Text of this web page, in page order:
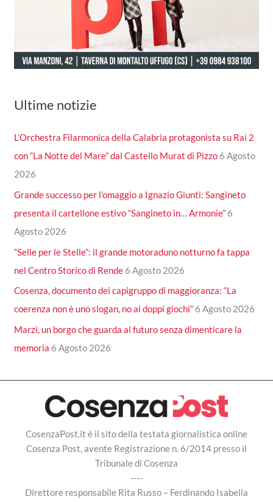
Ultime notizie
L’Orchestra Filarmonica della Calabria protagonista su Rai 2
con “La Notte del Mare” dal Castello Murat di Pizzo 6 Agosto
2026
Grande successo per l’omaggio a Ignazio Giunti: Sangineto
presenta il cartellone estivo “Sangineto in… Armonie” 6
Agosto 2026
“Selle per le Stelle”: il grande motoraduno notturno fa tappa
nel Centro Storico di Rende 6 Agosto 2026
Cosenza, documento dei capigruppo di maggioranza: “La
coerenza non è uno slogan, no ai doppi giochi” 6 Agosto 2026
Marzi, un borgo che guarda al futuro senza dimenticare la
memoria 6 Agosto 2026
CosenzaPost.it è il sito della testata giornalistica online
Cosenza Post, avente Registrazione n. 6/2014 presso il
Tribunale di Cosenza
----
Direttore responsabile Rita Russo – Ferdinando Isabella